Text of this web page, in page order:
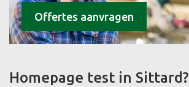
Offertes aanvragen
Homepage test in Sittard?